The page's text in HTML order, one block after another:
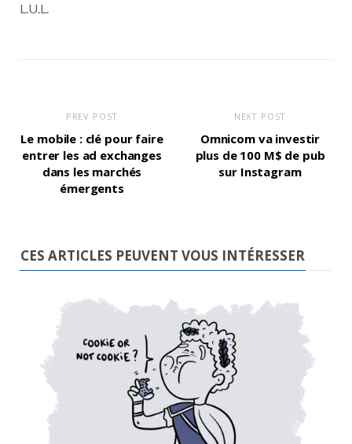
L.U.L.
PREV POST
Le mobile : clé pour faire
entrer les ad exchanges
dans les marchés
émergents
NEXT POST
Omnicom va investir
plus de 100 M$ de pub
sur Instagram
CES ARTICLES PEUVENT VOUS INTÉRESSER